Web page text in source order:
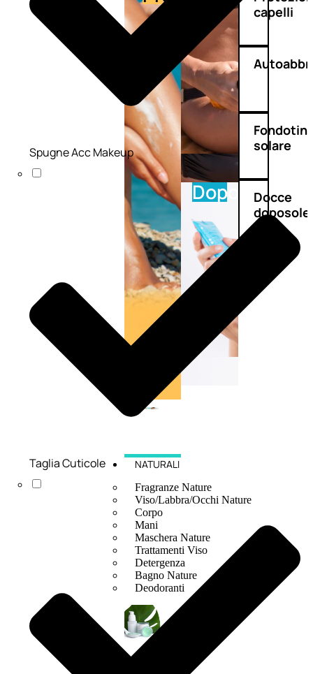
Doposole
capelli
solare
Docce
doposole
NATURALI
Fragranze Nature
Viso/Labbra/Occhi Nature
Corpo
Mani
Maschera Nature
Trattamenti Viso
Detergenza
Bagno Nature
Deodoranti
Spugne Acc Makeup
Taglia Cuticole